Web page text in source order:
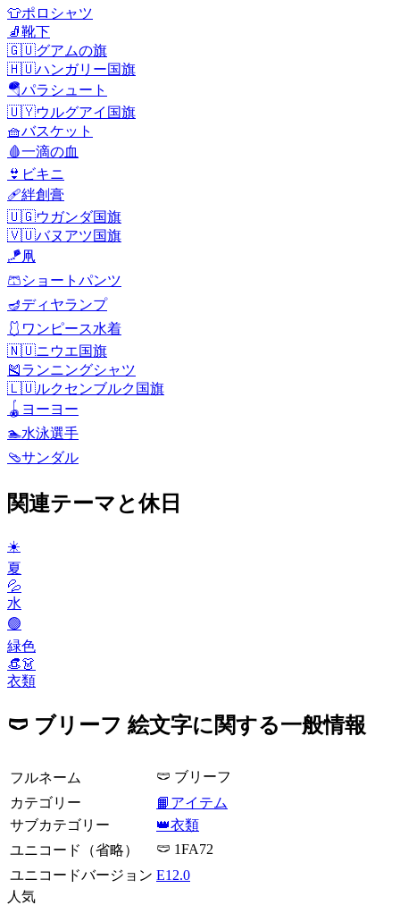
👕ポロシャツ
🧦靴下
🇬🇺グアムの旗
🇭🇺ハンガリー国旗
🪂パラシュート
🇺🇾ウルグアイ国旗
🧺バスケット
🩸一滴の血
👙 ビキニ
🩹絆創膏
🇺🇬ウガンダ国旗
🇻🇺バヌアツ国旗
🪁凧
🩳ショートパンツ
🪔ディヤランプ
🩱 ワンピース水着
🇳🇺ニウエ国旗
🎽ランニングシャツ
🇱🇺ルクセンブルク国旗
🪀 ヨーヨー
🏊水泳選手
🩴サンダル
関連テーマと休日
☀️
夏
💦
水
🟢
緑色
👒👗
衣類
🩲 ブリーフ 絵文字に関する一般情報
フルネーム
🩲 ブリーフ
カテゴリー
📙アイテム
サブカテゴリー
👑衣類
ユニコード（省略）
🩲 1FA72
ユニコードバージョン E12.0
人気